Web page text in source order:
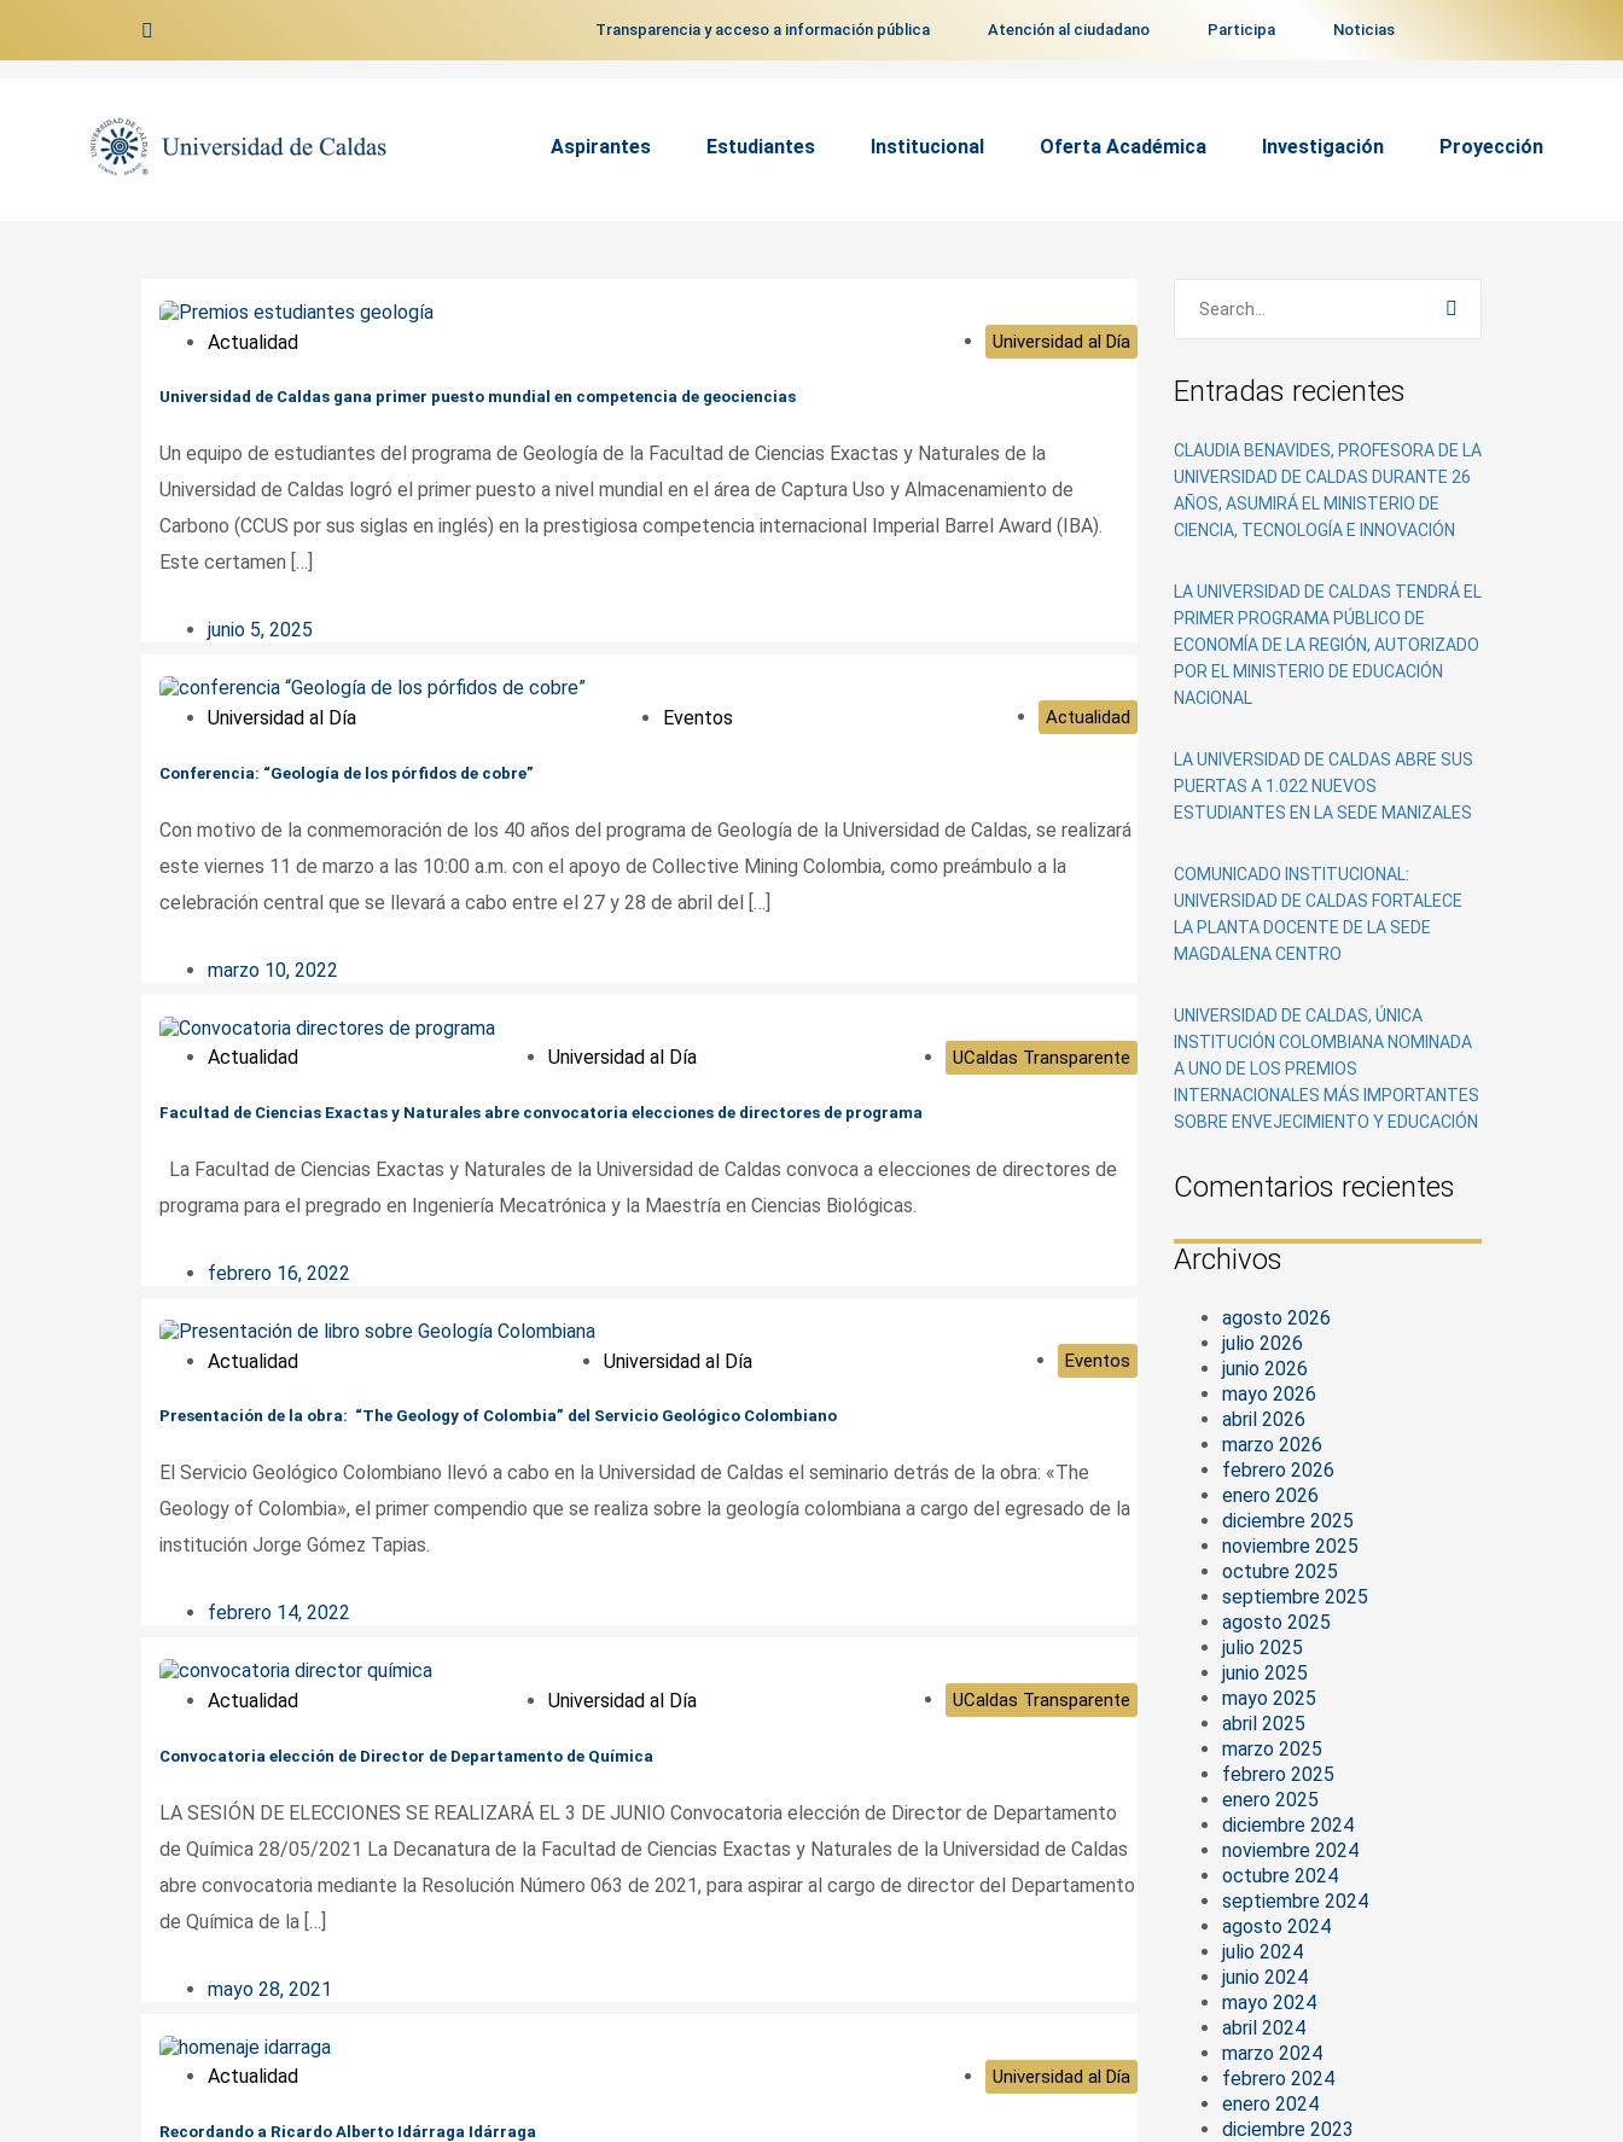
Transparencia y acceso a información pública Atención al ciudadano Participa Noticias
Aspirantes Estudiantes Institucional Oferta Académica Investigación Proyección
Actualidad Universidad al Día
Universidad de Caldas gana primer puesto mundial en competencia de geociencias
Un equipo de estudiantes del programa de Geología de la Facultad de Ciencias Exactas y Naturales de la
Universidad de Caldas logró el primer puesto a nivel mundial en el área de Captura Uso y Almacenamiento de
Carbono (CCUS por sus siglas en inglés) en la prestigiosa competencia internacional Imperial Barrel Award (IBA).
Este certamen […]
junio 5, 2025
Universidad al Día Eventos Actualidad
Conferencia: “Geología de los pórfidos de cobre”
Con motivo de la conmemoración de los 40 años del programa de Geología de la Universidad de Caldas, se realizará
este viernes 11 de marzo a las 10:00 a.m. con el apoyo de Collective Mining Colombia, como preámbulo a la
celebración central que se llevará a cabo entre el 27 y 28 de abril del […]
marzo 10, 2022
Actualidad Universidad al Día UCaldas Transparente
Facultad de Ciencias Exactas y Naturales abre convocatoria elecciones de directores de programa
La Facultad de Ciencias Exactas y Naturales de la Universidad de Caldas convoca a elecciones de directores de
programa para el pregrado en Ingeniería Mecatrónica y la Maestría en Ciencias Biológicas.
febrero 16, 2022
Actualidad Universidad al Día Eventos
Presentación de la obra: “The Geology of Colombia” del Servicio Geológico Colombiano
El Servicio Geológico Colombiano llevó a cabo en la Universidad de Caldas el seminario detrás de la obra: «The
Geology of Colombia», el primer compendio que se realiza sobre la geología colombiana a cargo del egresado de la
institución Jorge Gómez Tapias.
febrero 14, 2022
Actualidad Universidad al Día UCaldas Transparente
Convocatoria elección de Director de Departamento de Química
LA SESIÓN DE ELECCIONES SE REALIZARÁ EL 3 DE JUNIO Convocatoria elección de Director de Departamento
de Química 28/05/2021 La Decanatura de la Facultad de Ciencias Exactas y Naturales de la Universidad de Caldas
abre convocatoria mediante la Resolución Número 063 de 2021, para aspirar al cargo de director del Departamento
de Química de la […]
mayo 28, 2021
Actualidad Universidad al Día
Recordando a Ricardo Alberto Idárraga Idárraga
Entradas recientes
CLAUDIA BENAVIDES, PROFESORA DE LA
UNIVERSIDAD DE CALDAS DURANTE 26
AÑOS, ASUMIRÁ EL MINISTERIO DE
CIENCIA, TECNOLOGÍA E INNOVACIÓN
LA UNIVERSIDAD DE CALDAS TENDRÁ EL
PRIMER PROGRAMA PÚBLICO DE
ECONOMÍA DE LA REGIÓN, AUTORIZADO
POR EL MINISTERIO DE EDUCACIÓN
NACIONAL
LA UNIVERSIDAD DE CALDAS ABRE SUS
PUERTAS A 1.022 NUEVOS
ESTUDIANTES EN LA SEDE MANIZALES
COMUNICADO INSTITUCIONAL:
UNIVERSIDAD DE CALDAS FORTALECE
LA PLANTA DOCENTE DE LA SEDE
MAGDALENA CENTRO
UNIVERSIDAD DE CALDAS, ÚNICA
INSTITUCIÓN COLOMBIANA NOMINADA
A UNO DE LOS PREMIOS
INTERNACIONALES MÁS IMPORTANTES
SOBRE ENVEJECIMIENTO Y EDUCACIÓN
Comentarios recientes
Archivos
agosto 2026
julio 2026
junio 2026
mayo 2026
abril 2026
marzo 2026
febrero 2026
enero 2026
diciembre 2025
noviembre 2025
octubre 2025
septiembre 2025
agosto 2025
julio 2025
junio 2025
mayo 2025
abril 2025
marzo 2025
febrero 2025
enero 2025
diciembre 2024
noviembre 2024
octubre 2024
septiembre 2024
agosto 2024
julio 2024
junio 2024
mayo 2024
abril 2024
marzo 2024
febrero 2024
enero 2024
diciembre 2023